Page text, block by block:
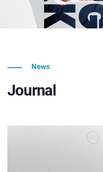
News
Journal